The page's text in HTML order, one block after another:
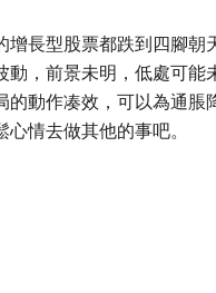
長型股票都跌到四腳朝
動，前景未明，低處可
的動作凑效，可以為通
情去做其他的事吧。